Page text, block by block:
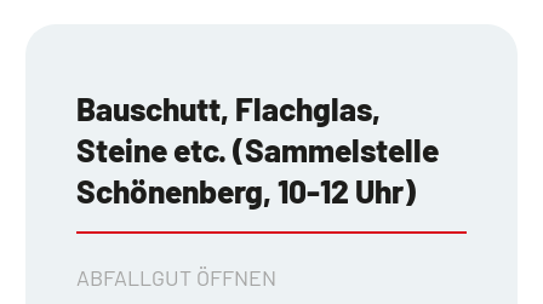
Bauschutt, Flachglas,
Steine etc. (Sammelstelle
Schönenberg, 10-12 Uhr)
ABFALLGUT ÖFFNEN